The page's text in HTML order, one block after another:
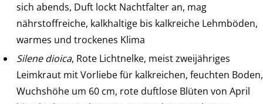
sich abends, Duft lockt Nachtfalter an, mag
nährstoffreiche, kalkhaltige bis kalkreiche Lehmböden,
warmes und trockenes Klima
Silene dioica, Rote Lichtnelke, meist zweijähriges
Leimkraut mit Vorliebe für kalkreichen, feuchten Boden,
Wuchshöhe um 60 cm, rote duftlose Blüten von April